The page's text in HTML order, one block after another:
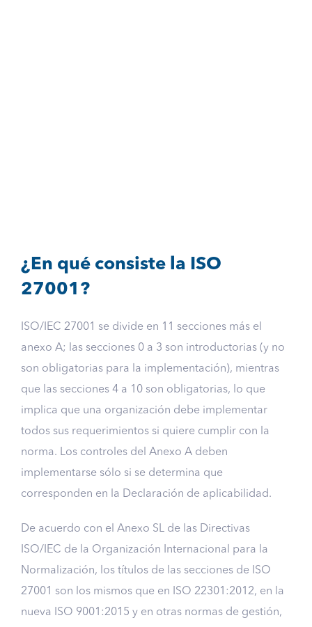
¿En qué consiste la ISO
27001?
ISO/IEC 27001 se divide en 11 secciones más el
anexo A; las secciones 0 a 3 son introductorias (y no
son obligatorias para la implementación), mientras
que las secciones 4 a 10 son obligatorias, lo que
implica que una organización debe implementar
todos sus requerimientos si quiere cumplir con la
norma. Los controles del Anexo A deben
implementarse sólo si se determina que
corresponden en la Declaración de aplicabilidad.
De acuerdo con el Anexo SL de las Directivas
ISO/IEC de la Organización Internacional para la
Normalización, los títulos de las secciones de ISO
27001 son los mismos que en ISO 22301:2012, en la
nueva ISO 9001:2015 y en otras normas de gestión,